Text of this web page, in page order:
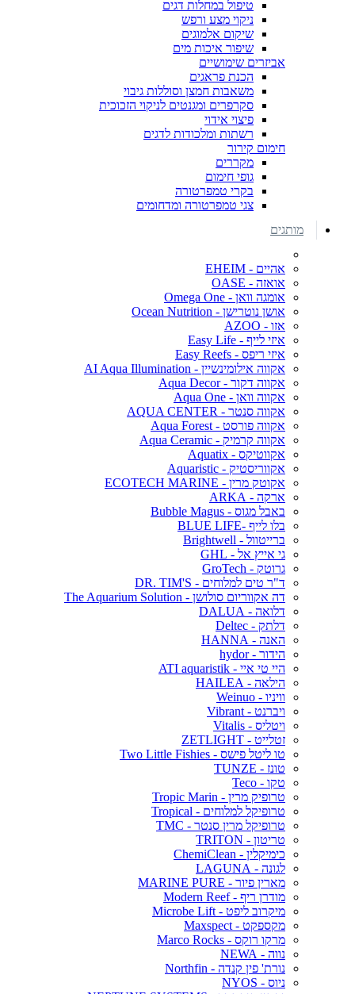
טיפול במחלות דגים
ניקוי מצע ורפש
שיקום אלמוגים
שיפור איכות מים
אביזרים שימושיים
הכנת פראגים
משאבות חמצן וסוללות גיבוי
סקרפרים ומגנטים לניקוי הזכוכית
פיצוי אידוי
רשתות ומלכודות לדגים
חימום קירור
מקררים
גופי חימום
בקרי טמפרטורה
צגי טמפרטורה ומדחומים
מותגים
אהיים - EHEIM
אואזה - OASE
אומגה וואן - Omega One
אושן נוטרישן - Ocean Nutrition
אזו - AZOO
איזי לייף - Easy Life
איזי ריפס - Easy Reefs
אקווה אילומינשיין - AI Aqua Illumination
אקווה דקור - Aqua Decor
אקווה וואן - Aqua One
אקווה סנטר - AQUA CENTER
אקווה פורסט - Aqua Forest
אקווה קרמיק - Aqua Ceramic
אקווטיקס - Aquatix
אקווריסטיק - Aquaristic
אקוטק מרין - ECOTECH MARINE
ארקה - ARKA
באבל מגוס - Bubble Magus
בלו לייף -BLUE LIFE
ברייטוול - Brightwell
גי אייץ אל - GHL
גרוטק - GroTech
ד"ר טים למלוחים - DR. TIM'S
דה אקווריום סולושן - The Aquarium Solution
דלואה - DALUA
דלתק - Deltec
האנה - HANNA
הידור - hydor
היי טי איי - ATI aquaristik
הילאה - HAILEA
וויניו - Weinuo
ויברנט - Vibrant
ויטליס - Vitalis
זטלייט - ZETLIGHT
טו ליטל פישס - Two Little Fishies
טונז - TUNZE
טקו - Teco
טרופיק מרין - Tropic Marin
טרופיקל למלוחים - Tropical
טרופיקל מרין סנטר - TMC
טריטון - TRITON
כימיקלין - ChemiClean
לגונה - LAGUNA
מארין פיור - MARINE PURE
מודרן ריף - Modern Reef
מיקרוב ליפט - Microbe Lift
מקספקט - Maxspect
מרקו רוקס - Marco Rocks
נווה - NEWA
נורת' פין קנדה - Northfin
ניוס - NYOS